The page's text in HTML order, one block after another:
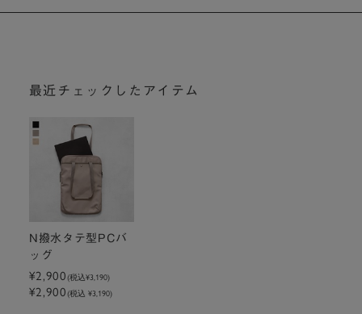
最近チェックしたアイテム
N撥水タテ型PCバ
ッグ
¥2,900(税込¥3,190)
¥2,900(税込 ¥3,190)